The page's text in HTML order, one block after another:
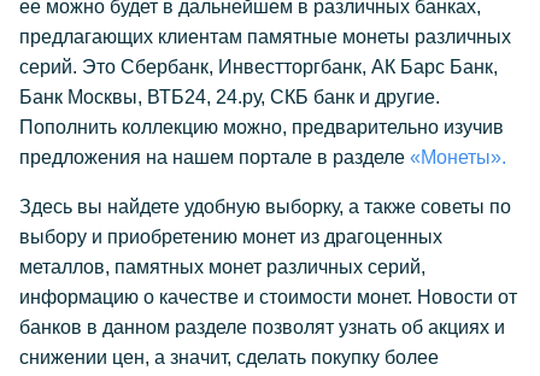
ее можно будет в дальнейшем в различных банках,
предлагающих клиентам памятные монеты различных
серий. Это Сбербанк, Инвестторгбанк, АК Барс Банк,
Банк Москвы, ВТБ24, 24.ру, СКБ банк и другие.
Пополнить коллекцию можно, предварительно изучив
предложения на нашем портале в разделе «Монеты».
Здесь вы найдете удобную выборку, а также советы по
выбору и приобретению монет из драгоценных
металлов, памятных монет различных серий,
информацию о качестве и стоимости монет. Новости от
банков в данном разделе позволят узнать об акциях и
снижении цен, а значит, сделать покупку более